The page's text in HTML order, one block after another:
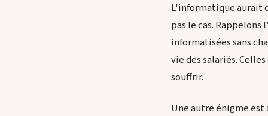
L'informatique aurait
pas le cas.
informatisées sans
vie des salariés.
souffrir.
Une autre énigme est